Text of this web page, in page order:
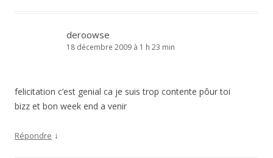
deroowse
18 décembre 2009 à 1 h 23 min
felicitation c’est genial ca je suis trop contente pôur toi
bizz et bon week end a venir
Répondre ↓